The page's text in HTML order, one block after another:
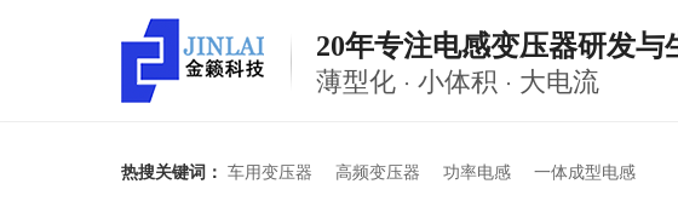
20年专注电感变压器研发与
薄型化 · 小体积 · 大电流
热搜关键词： 车用变压器 高频变压器 功率电感 一体成型电感